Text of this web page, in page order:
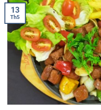
13
Th5